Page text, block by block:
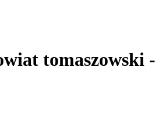
tomaszowski -